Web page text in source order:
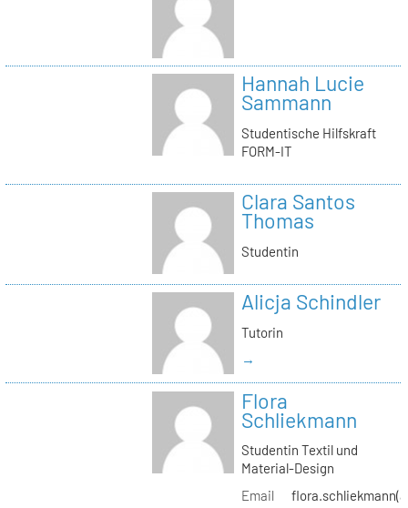
Hannah Lucie
Sammann
Studentische Hilfskraft
FORM-IT
Clara Santos
Thomas
Studentin
Alicja Schindler
Tutorin
→
Flora
Schliekmann
Studentin Textil und
Material-Design
Email